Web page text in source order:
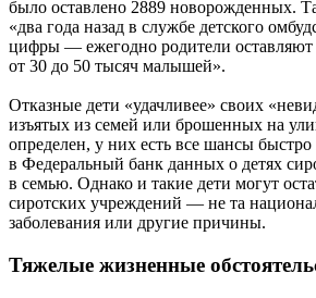
было оставлено 2889 новорожденных.
«два года назад в службе детского
цифры — ежегодно родители оставляют
от 30 до 50 тысяч малышей».
Отказные дети «удачливее» своих
изъятых из семей или брошенных на
определен, у них есть все шансы быстро
в Федеральный банк данных о детях
в семью. Однако и такие дети могут
сиротских учреждений — не та
заболевания или другие причины.
Тяжелые жизненные